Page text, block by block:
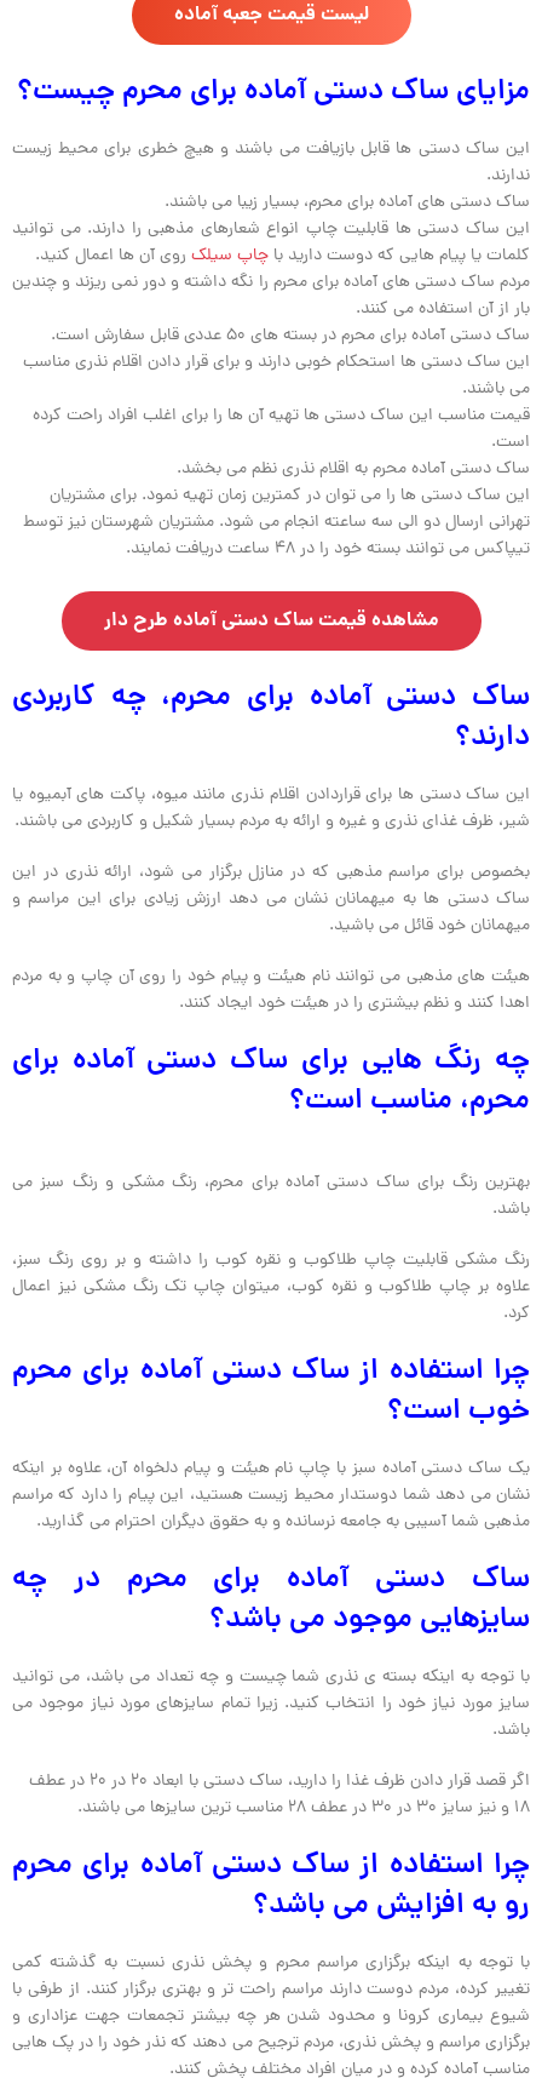
ليست قيمت جعبه آماده
مزایای ساک دستی آماده برای محرم چیست؟
این ساک دستی ها قابل بازیافت می باشند و هیچ خطری برای محیط زیست
ندارند.
ساک دستی های آماده برای محرم، بسیار زیبا می باشند.
این ساک دستی ها قابلیت چاپ انواع شعارهای مذهبی را دارند. می توانید
کلمات یا پیام هایی که دوست دارید با چاپ سیلک روی آن ها اعمال کنید.
مردم ساک دستی های آماده برای محرم را نگه داشته و دور نمی ریزند و چندین
بار از آن استفاده می کنند.
ساک دستی آماده برای محرم در بسته های 50 عددی قابل سفارش است.
این ساک دستی ها استحکام خوبی دارند و برای قرار دادن اقلام نذری مناسب
می باشند.
قیمت مناسب این ساک دستی ها تهیه آن ها را برای اغلب افراد راحت کرده
است.
ساک دستی آماده محرم به اقلام نذری نظم می بخشد.
این ساک دستی ها را می توان در کمترین زمان تهیه نمود. برای مشتریان
تهرانی ارسال دو الی سه ساعته انجام می شود. مشتریان شهرستان نیز توسط
تیپاکس می توانند بسته خود را در 48 ساعت دریافت نمایند.
مشاهده قيمت ساک دستی آماده طرح دار
ساک دستی آماده برای محرم، چه کاربردی
دارند؟
این ساک دستی ها برای قراردادن اقلام نذری مانند میوه، پاکت های آبمیوه یا
شیر، ظرف غذای نذری و غیره و ارائه به مردم بسیار شکیل و کاربردی می باشند.
بخصوص برای مراسم مذهبی که در منازل برگزار می شود، ارائه نذری در این
ساک دستی ها به میهمانان نشان می دهد ارزش زیادی برای این مراسم و
میهمانان خود قائل می باشید.
هیئت های مذهبی می توانند نام هیئت و پیام خود را روی آن چاپ و به مردم
اهدا کنند و نظم بیشتری را در هیئت خود ایجاد کنند.
چه رنگ هایی برای ساک دستی آماده برای
محرم، مناسب است؟
بهترین رنگ برای ساک دستی آماده برای محرم، رنگ مشکی و رنگ سبز می
باشد.
رنگ مشکی قابلیت چاپ طلاکوب و نقره کوب را داشته و بر روی رنگ سبز،
علاوه بر چاپ طلاکوب و نقره کوب، میتوان چاپ تک رنگ مشکی نیز اعمال
کرد.
چرا استفاده از ساک دستی آماده برای محرم
خوب است؟
یک ساک دستی آماده سبز با چاپ نام هیئت و پیام دلخواه آن، علاوه بر اینکه
نشان می دهد شما دوستدار محیط زیست هستید، این پیام را دارد که مراسم
مذهبی شما آسیبی به جامعه نرسانده و به حقوق دیگران احترام می گذارید.
ساک دستی آماده برای محرم در چه
سایزهایی موجود می باشد؟
با توجه به اینکه بسته ی نذری شما چیست و چه تعداد می باشد، می توانید
سایز مورد نیاز خود را انتخاب کنید. زیرا تمام سایزهای مورد نیاز موجود می
باشد.
اگر قصد قرار دادن ظرف غذا را دارید، ساک دستی با ابعاد 20 در 20 در عطف
18 و نیز سایز 30 در 30 در عطف 28 مناسب ترین سایزها می باشند.
چرا استفاده از ساک دستی آماده برای محرم
رو به افزایش می باشد؟
با توجه به اینکه برگزاری مراسم محرم و پخش نذری نسبت به گذشته کمی
تغییر کرده، مردم دوست دارند مراسم راحت تر و بهتری برگزار کنند. از طرفی با
شیوع بیماری کرونا و محدود شدن هر چه بیشتر تجمعات جهت عزاداری و
برگزاری مراسم و پخش نذری، مردم ترجیح می دهند که نذر خود را در پک هایی
مناسب آماده کرده و در میان افراد مختلف پخش کنند.